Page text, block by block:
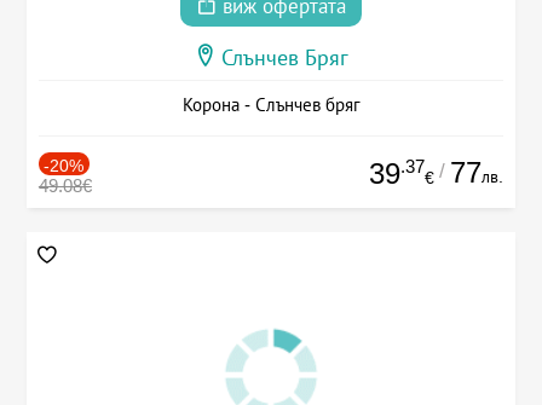
виж офертата
Слънчев Бряг
Корона - Слънчев бряг
-20%
49.08€ 39.37
€ / 77лв.